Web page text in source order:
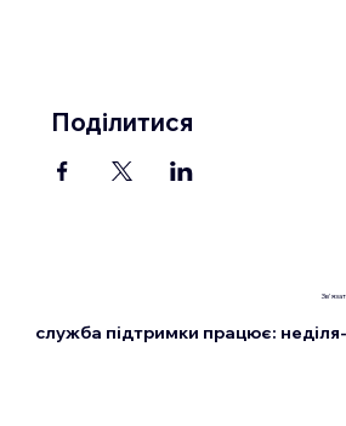
Поділитися
служба підтримки працює: